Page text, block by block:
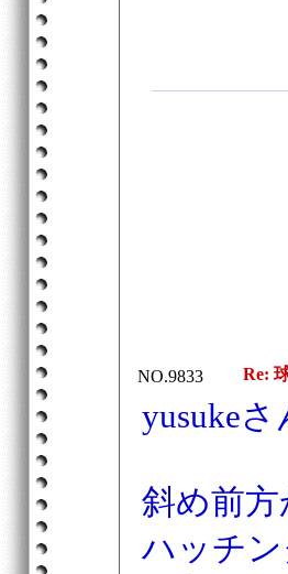
NO.9833 Re:
yusukeさ
斜め前
ハッチ